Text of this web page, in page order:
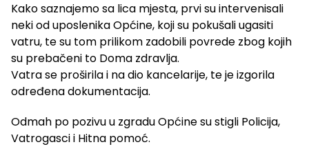
Kako saznajemo sa lica mjesta, prvi su intervenisali
neki od uposlenika Općine, koji su pokušali ugasiti
vatru, te su tom prilikom zadobili povrede zbog kojih
su prebačeni to Doma zdravlja.
Vatra se proširila i na dio kancelarije, te je izgorila
određena dokumentacija.
Odmah po pozivu u zgradu Općine su stigli Policija,
Vatrogasci i Hitna pomoć.